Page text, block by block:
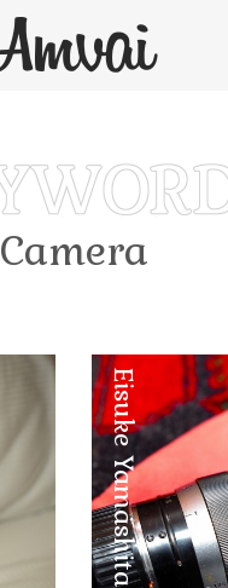
Camera
Eisuke Yamashita